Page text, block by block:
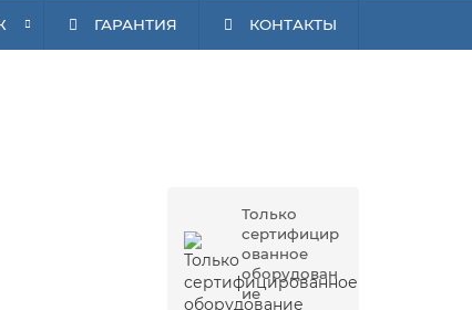
ГАРАНТИЯ КОНТАКТЫ
Только
сертифицир
ованное
оборудован
ие